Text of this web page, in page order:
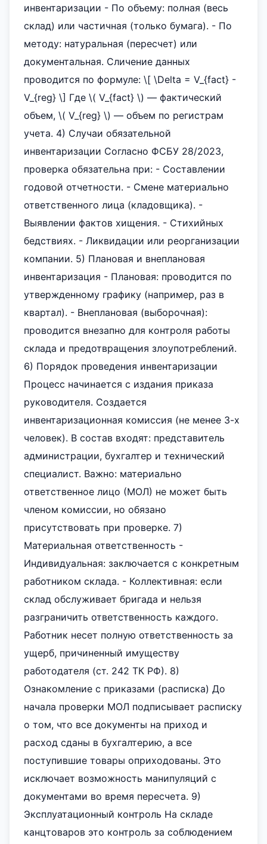
инвентаризации - По объему: полная (весь
склад) или частичная (только бумага). - По
методу: натуральная (пересчет) или
документальная. Сличение данных
проводится по формуле: \[ \Delta = V_{fact} -
V_{reg} \] Где \( V_{fact} \) — фактический
объем, \( V_{reg} \) — объем по регистрам
учета. 4) Случаи обязательной
инвентаризации Согласно ФСБУ 28/2023,
проверка обязательна при: - Составлении
годовой отчетности. - Смене материально
ответственного лица (кладовщика). -
Выявлении фактов хищения. - Стихийных
бедствиях. - Ликвидации или реорганизации
компании. 5) Плановая и внеплановая
инвентаризация - Плановая: проводится по
утвержденному графику (например, раз в
квартал). - Внеплановая (выборочная):
проводится внезапно для контроля работы
склада и предотвращения злоупотреблений.
6) Порядок проведения инвентаризации
Процесс начинается с издания приказа
руководителя. Создается
инвентаризационная комиссия (не менее 3-х
человек). В состав входят: представитель
администрации, бухгалтер и технический
специалист. Важно: материально
ответственное лицо (МОЛ) не может быть
членом комиссии, но обязано
присутствовать при проверке. 7)
Материальная ответственность -
Индивидуальная: заключается с конкретным
работником склада. - Коллективная: если
склад обслуживает бригада и нельзя
разграничить ответственность каждого.
Работник несет полную ответственность за
ущерб, причиненный имуществу
работодателя (ст. 242 ТК РФ). 8)
Ознакомление с приказами (расписка) До
начала проверки МОЛ подписывает расписку
о том, что все документы на приход и
расход сданы в бухгалтерию, а все
поступившие товары оприходованы. Это
исключает возможность манипуляций с
документами во время пересчета. 9)
Эксплуатационный контроль На складе
канцтоваров это контроль за соблюдением